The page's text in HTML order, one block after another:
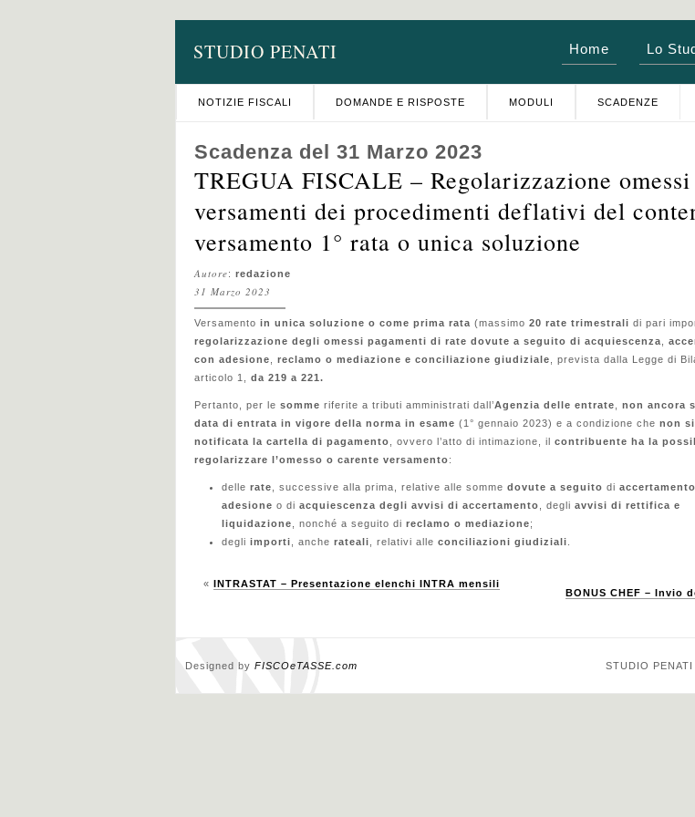
STUDIO PENATI Home Lo
NOTIZIE FISCALI DOMANDE E RISPOSTE MODULI SCADENZE
Scadenza del 31 Marzo 2023
TREGUA FISCALE – Regolarizzazione omessi
versamenti dei procedimenti deflativi del
versamento 1° rata o unica soluzione
Autore: redazione
31 Marzo 2023
Versamento in unica soluzione o come prima rata (massimo 20 rate trimestrali di pari
regolarizzazione degli omessi pagamenti di rate dovute a seguito di acquiescenza
con adesione
reclamo o mediazione e conciliazione giudiziale , prevista dalla Legge di
articolo 1, da 219 a 221.
Pertanto, per le somme riferite a tributi amministrati dall’Agenzia delle entrate
non ancora
data di entrata in vigore della norma in esame (1° gennaio 2023) e a condizione che non
notificata la cartella di pagamento , ovvero l’atto di intimazione, il contribuente ha la
regolarizzare l’omesso o carente versamento:
delle rate , successive alla prima, relative alle somme dovute a seguito di
adesione o di acquiescenza degli avvisi di accertamento , degli avvisi di rettifica e
liquidazione , nonché a seguito di reclamo o mediazione;
degli importi , anche rateali , relativi alle conciliazioni giudiziali
« INTRASTAT – Presentazione elenchi INTRA mensili
BONUS CHEF – Invio
Designed by FISCOeTASSE.com STUDIO